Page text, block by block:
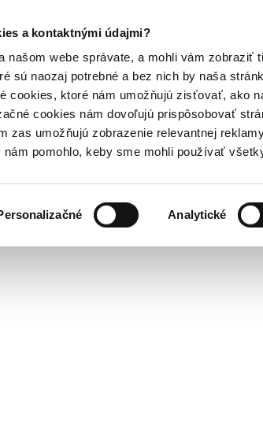
a kontaktnými údajmi?
našom webe správate, a mohli vám zobraziť
sú naozaj potrebné a bez nich by naša
cookies, ktoré nám umožňujú zisťovať, ako
cookies nám dovoľujú prispôsobovať
zas umožňujú zobrazenie relevantnej
pomohlo, keby sme mohli používať
Analytické